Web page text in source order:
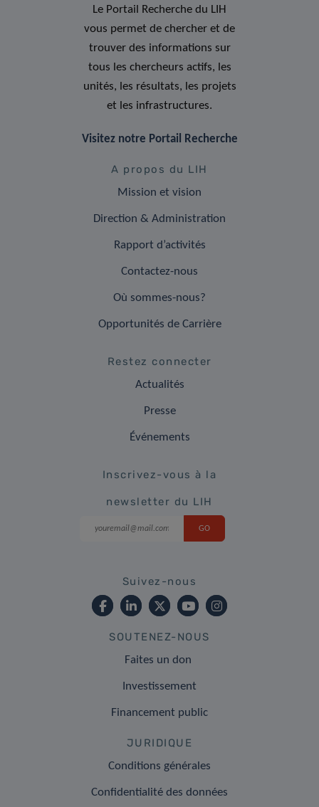
Le Portail Recherche du LIH
vous permet de chercher et de
trouver des informations sur
tous les chercheurs actifs, les
unités, les résultats, les projets
et les infrastructures.
Visitez notre Portail Recherche
A propos du LIH
Mission et vision
Direction & Administration
Rapport d’activités
Contactez-nous
Où sommes-nous?
Opportunités de Carrière
Restez connecter
Actualités
Presse
Événements
Inscrivez-vous à la
newsletter du LIH
Suivez-nous
SOUTENEZ-NOUS
Faites un don
Investissement
Financement public
JURIDIQUE
Conditions générales
Confidentialité des données